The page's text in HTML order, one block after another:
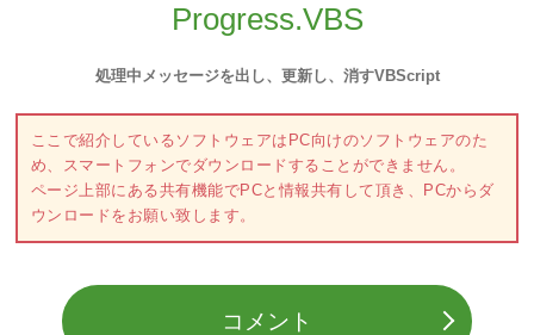
Progress.VBS
処理中メッセージを出し、更新し、消すVBScript
ここで紹介しているソフトウェアはPC向けのソフトウェアのた
め、スマートフォンでダウンロードすることができません。
ページ上部にある共有機能でPCと情報共有して頂き、PCからダ
ウンロードをお願い致します。
コメント